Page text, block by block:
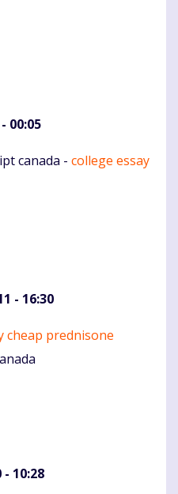
00:05
canada - college essay
- 16:30
cheap prednisone
- 10:28